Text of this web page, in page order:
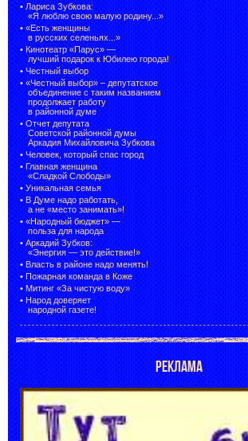
• Лариса Зубкова:
«Я люблю свою малую родину...»
• «Есть женщины
в русских селеньях...»
• Кинотеатр «Парус» —
лучший подарок к Юбилею города!
• Честный выбор
• «Честный выбор» – депутатское
объединение с таким названием
продолжает работу
в районной думе
• Отчет депутата
Советской районной думы
Аркадия Михайловича Зубкова
• Человек, который спас город
• Главная женщина
«Сладкой Слободы»
• Уникальная семья
• В Думе надо работать,
а не «место занимать»!
• «Народный бюджет» —
польза для народа
• Аркадий Зубков:
«Энергия — это действие!»
• Власть в районе надо менять!
• Пожарная команда в Коже
• Митинг «За чистую воду»
• Народ доверяет
народной газете!
РЕКЛАМА